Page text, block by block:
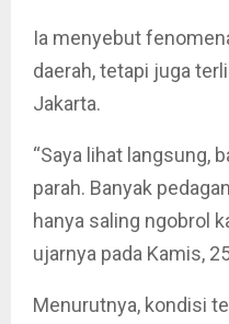
Ia menyebut
daerah, tetapi juga
Jakarta.
“Saya lihat langsung,
parah. Banyak
hanya saling ngobrol
ujarnya pada Kamis,
Menurutnya, kondisi